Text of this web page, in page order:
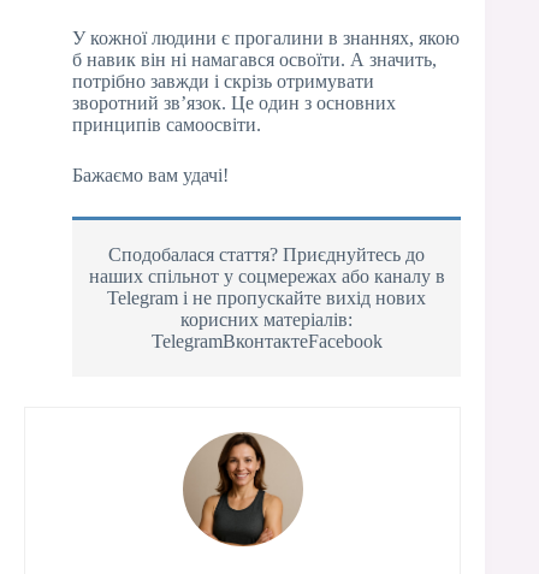
У кожної людини є прогалини в знаннях, якою
б навик він ні намагався освоїти. А значить,
потрібно завжди і скрізь отримувати
зворотний зв’язок. Це один з основних
принципів самоосвіти.
Бажаємо вам удачі!
Сподобалася стаття? Приєднуйтесь до
наших спільнот у соцмережах або каналу в
Telegram і не пропускайте вихід нових
корисних матеріалів:
TelegramВконтактеFacebook